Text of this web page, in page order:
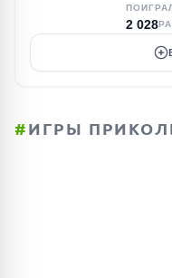
2 028
#ИГРЫ